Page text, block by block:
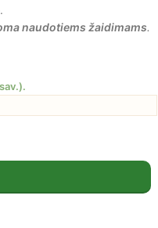
naudotiems žaidimams.